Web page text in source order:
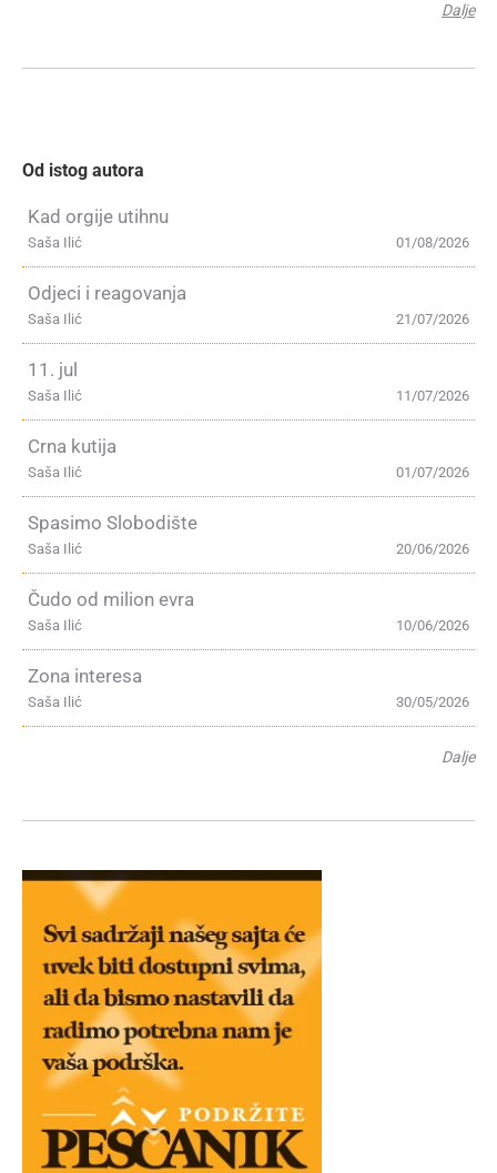
Dalje
Od istog autora
Kad orgije utihnu
01/08/2026
Saša Ilić
Odjeci i reagovanja
21/07/2026
Saša Ilić
11. jul
11/07/2026
Saša Ilić
Crna kutija
01/07/2026
Saša Ilić
Spasimo Slobodište
20/06/2026
Saša Ilić
Čudo od milion evra
10/06/2026
Saša Ilić
Zona interesa
30/05/2026
Saša Ilić
Dalje